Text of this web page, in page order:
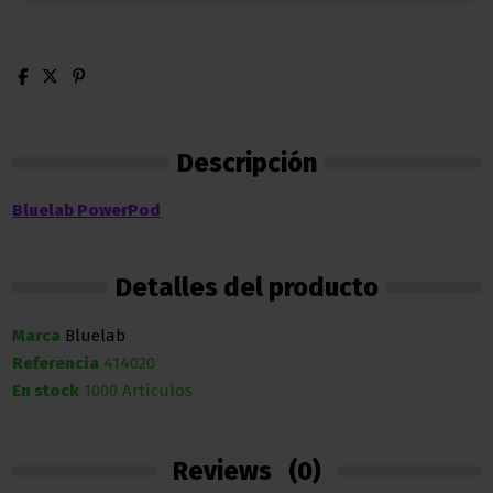
Descripción
Bluelab PowerPod
Detalles del producto
Marca Bluelab
Referencia 414020
En stock 1000 Artículos
Reviews (0)